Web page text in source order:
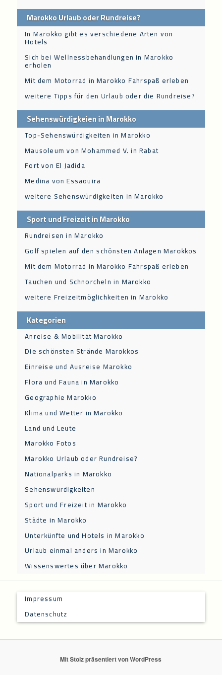
Marokko Urlaub oder Rundreise?
In Marokko gibt es verschiedene Arten von
Hotels
Sich bei Wellnessbehandlungen in Marokko
erholen
Mit dem Motorrad in Marokko Fahrspaß erleben
weitere Tipps für den Urlaub oder die Rundreise?
Sehenswürdigkeien in Marokko
Top-Sehenswürdigkeiten in Marokko
Mausoleum von Mohammed V. in Rabat
Fort von El Jadida
Medina von Essaouira
weitere Sehenswürdigkeiten in Marokko
Sport und Freizeit in Marokko
Rundreisen in Marokko
Golf spielen auf den schönsten Anlagen Marokkos
Mit dem Motorrad in Marokko Fahrspaß erleben
Tauchen und Schnorcheln in Marokko
weitere Freizeitmöglichkeiten in Marokko
Kategorien
Anreise & Mobilität Marokko
Die schönsten Strände Marokkos
Einreise und Ausreise Marokko
Flora und Fauna in Marokko
Geographie Marokko
Klima und Wetter in Marokko
Land und Leute
Marokko Fotos
Marokko Urlaub oder Rundreise?
Nationalparks in Marokko
Sehenswürdigkeiten
Sport und Freizeit in Marokko
Städte in Marokko
Unterkünfte und Hotels in Marokko
Urlaub einmal anders in Marokko
Wissenswertes über Marokko
Impressum
Datenschutz
Mit Stolz präsentiert von WordPress